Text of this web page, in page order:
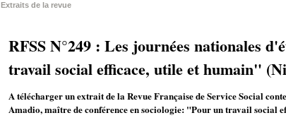
Extraits de la revue
RFSS N°249 : Les journées nationales
travail social efficace, utile et humain"
A télécharger un extrait de la Revue Française de Service Social
Amadio, maître de conférence en sociologie: "Pour un travail social